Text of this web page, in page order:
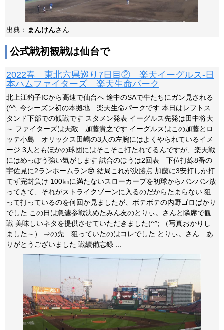
出典： まんけんさん
公式戦初観戦は仙台で
2022春 東北六県巡り7日目② 楽天イーグルス-日
本ハムファイターズ 楽天生命パーク
北上江釣子ICから高速で仙台へ 途中のSAで牛たちにガン見される
(^^; 今シーズン初の本拠地 楽天生命パークです 本日はレフトス
タンド下部での観戦です スタメン発表 イーグルス先発は田中将大
～ ファイターズは天敵 加藤貴之です イーグルスはこの加藤とロ
ッテ小島 オリックス田嶋の3人の左腕にはよくやられているイメ
ージ 3人ともほかの球団にはそこそこ打たれてるんですが、楽天戦
にはめっぽう強い気がします 試合のほうは2回表 下位打線8番の
宇佐見に2ランホームラン😢 結局これが決勝点 加藤に3安打しか打
てず完封負け 100㎞に満たないスローカーブを初球からバンバン放
ってきて、それがストライクゾーンに入るのだからたまらない 狙
って打っているのを何回か見ましたが、ボテボテの内野ゴロばかり
でした この日は急遽参戦決めたみん友のとりぃ。さんと隣席で観
戦 美味しいネタを提供させていただきました(^^; （写真おかりし
ました～） ⇒の先 狙っていたのはコレでした とりぃ。さん あ
りがとうございました 戦績備忘録 ...